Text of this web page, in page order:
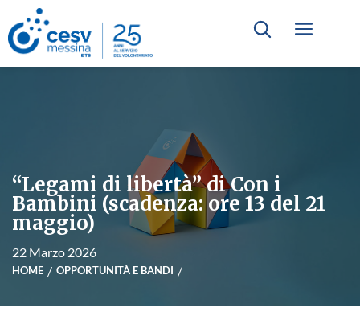
“Legami di libertà” di Con i
Bambini (scadenza: ore 13 del 21
maggio)
22 Marzo 2026
HOME OPPORTUNITÀ E BANDI